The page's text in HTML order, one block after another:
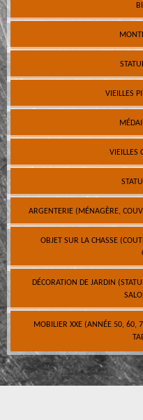
VIEILLES
VIEILLES
ARGENTERIE (MÉNAGÈRE,
OBJET SUR LA CHASSE
DÉCORATION DE JARDIN
MOBILIER XXE (ANNÉE 50, 60,